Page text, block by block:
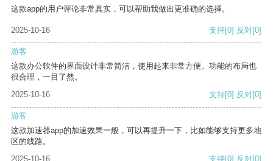
这款app的用户评论非常真实，可以帮助我做出更准确的选择。
2025-10-16 支持[0] 反对[0]
游客
这款办公软件的界面设计非常简洁，使用起来非常方便。功能的布局也
很合理，一目了然。
2025-10-16
支持[0] 反对[0]
游客
这款加速器app的加速效果一般，可以再提升一下，比如能够支持更多地
区的线路。
2025-10-16
支持[0] 反对[0]